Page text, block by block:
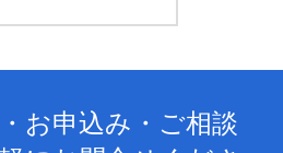
お申込み・ご相談